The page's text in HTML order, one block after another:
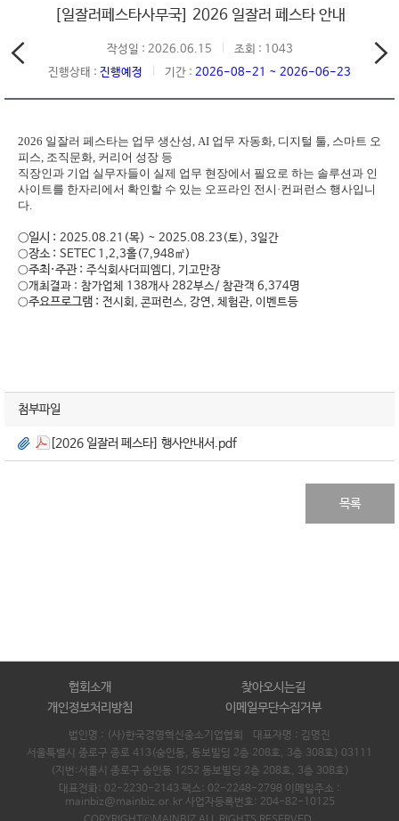
[일잘러페스타사무국] 2026 일잘러 페스타 안내
작성일 : 2026.06.15
조회 : 1043
진행상태 : 진행예정 기간 : 2026-08-21 ~ 2026-06-23
2026 일잘러 페스타는 업무 생산성, AI 업무 자동화, 디지털 툴, 스마트 오
피스, 조직문화, 커리어 성장 등
직장인과 기업 실무자들이 실제 업무 현장에서 필요로 하는 솔루션과 인
사이트를 한자리에서 확인할 수 있는 오프라인 전시·컨퍼런스 행사입니
다.
○일시 : 2025.08.21(목) ~ 2025.08.23(토), 3일간
○장소 : SETEC 1,2,3홀(7,948㎡)
○주최·주관 : 주식회사더피엠디, 기고만장
○개최결과 : 참가업체 138개사 282부스/ 참관객 6,374명
○주요프로그램 : 전시회, 콘퍼런스, 강연, 체험관, 이벤트등
첨부파일
[2026 일잘러 페스타] 행사안내서.pdf
목록
협회소개
찾아오시는길
개인정보처리방침
이메일무단수집거부
법인명 : (사)한국경영혁신중소기업협회 대표자명 : 김명진
서울특별시 종로구 종로 413(숭인동, 동보빌딩 2층 208호, 3층 308호) 03111
(지번:서울시 종로구 숭인동 1252 동보빌딩 2층 208호, 3층 308호)
대표전화: 02-2230-2143 팩스: 02-2248-2798 이메일주소 :
mainbiz@mainbiz.or.kr 사업자등록번호: 204-82-10125